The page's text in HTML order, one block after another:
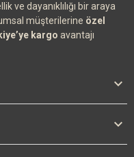
ve dayanıklılığı bir araya
müşterilerine özel
kargo avantajı

